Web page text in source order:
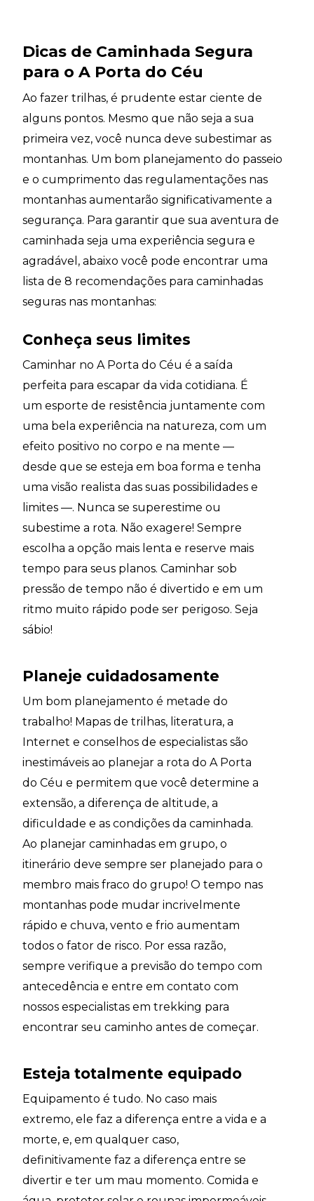
Dicas de Caminhada Segura
para o A Porta do Céu
Ao fazer trilhas, é prudente estar ciente de
alguns pontos. Mesmo que não seja a sua
primeira vez, você nunca deve subestimar as
montanhas. Um bom planejamento do passeio
e o cumprimento das regulamentações nas
montanhas aumentarão significativamente a
segurança. Para garantir que sua aventura de
caminhada seja uma experiência segura e
agradável, abaixo você pode encontrar uma
lista de 8 recomendações para caminhadas
seguras nas montanhas:
Conheça seus limites
Caminhar no A Porta do Céu é a saída
perfeita para escapar da vida cotidiana. É
um esporte de resistência juntamente com
uma bela experiência na natureza, com um
efeito positivo no corpo e na mente —
desde que se esteja em boa forma e tenha
uma visão realista das suas possibilidades e
limites —. Nunca se superestime ou
subestime a rota. Não exagere! Sempre
escolha a opção mais lenta e reserve mais
tempo para seus planos. Caminhar sob
pressão de tempo não é divertido e em um
ritmo muito rápido pode ser perigoso. Seja
sábio!
Planeje cuidadosamente
Um bom planejamento é metade do
trabalho! Mapas de trilhas, literatura, a
Internet e conselhos de especialistas são
inestimáveis ao planejar a rota do A Porta
do Céu e permitem que você determine a
extensão, a diferença de altitude, a
dificuldade e as condições da caminhada.
Ao planejar caminhadas em grupo, o
itinerário deve sempre ser planejado para o
membro mais fraco do grupo! O tempo nas
montanhas pode mudar incrivelmente
rápido e chuva, vento e frio aumentam
todos o fator de risco. Por essa razão,
sempre verifique a previsão do tempo com
antecedência e entre em contato com
nossos especialistas em trekking para
encontrar seu caminho antes de começar.
Esteja totalmente equipado
Equipamento é tudo. No caso mais
extremo, ele faz a diferença entre a vida e a
morte, e, em qualquer caso,
definitivamente faz a diferença entre se
divertir e ter um mau momento. Comida e